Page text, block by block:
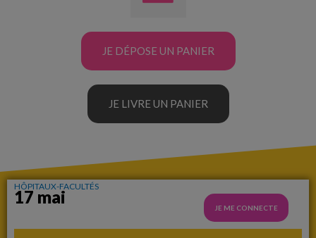
JE DÉPOSE UN PANIER
JE LIVRE UN PANIER
HÔPITAUX-FACULTÉS
17 mai
JE ME CONNECTE